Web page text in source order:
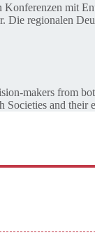
mit
Die regionalen
makers from
and their